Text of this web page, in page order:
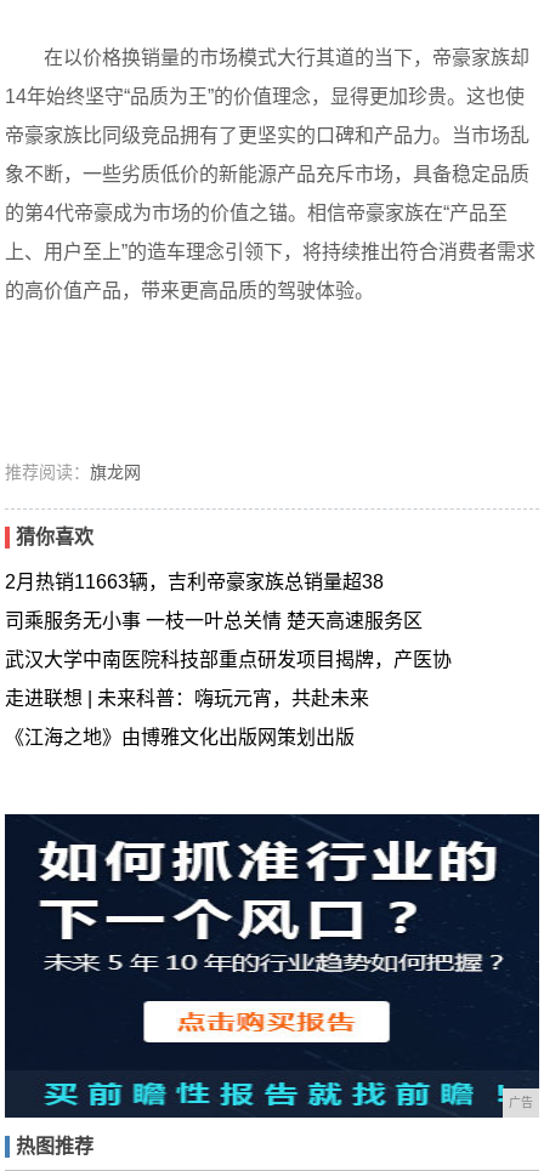
在以价格换销量的市场模式大行其道的当下，帝豪家族却
14年始终坚守“品质为王”的价值理念，显得更加珍贵。这也使
帝豪家族比同级竞品拥有了更坚实的口碑和产品力。当市场乱
象不断，一些劣质低价的新能源产品充斥市场，具备稳定品质
的第4代帝豪成为市场的价值之锚。相信帝豪家族在“产品至
上、用户至上”的造车理念引领下，将持续推出符合消费者需求
的高价值产品，带来更高品质的驾驶体验。
推荐阅读：旗龙网
猜你喜欢
2月热销11663辆，吉利帝豪家族总销量超38
司乘服务无小事 一枝一叶总关情 楚天高速服务区
武汉大学中南医院科技部重点研发项目揭牌，产医协
走进联想 | 未来科普：嗨玩元宵，共赴未来
《江海之地》由博雅文化出版网策划出版
广告
热图推荐